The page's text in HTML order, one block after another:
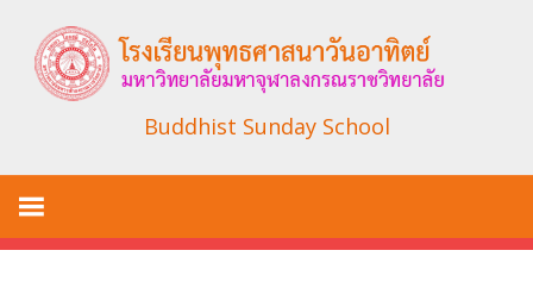
content
Buddhist Sunday School